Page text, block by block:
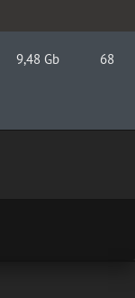
9,48 Gb 68